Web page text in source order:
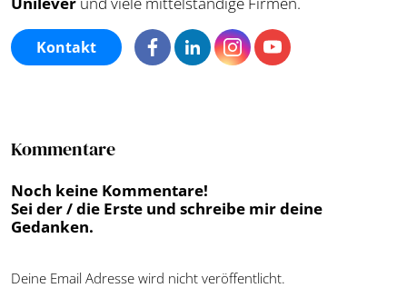
Kontakt
Kommentare
Noch keine Kommentare!
Sei der / die Erste und schreibe mir deine
Gedanken.
Deine Email Adresse wird nicht veröffentlicht.